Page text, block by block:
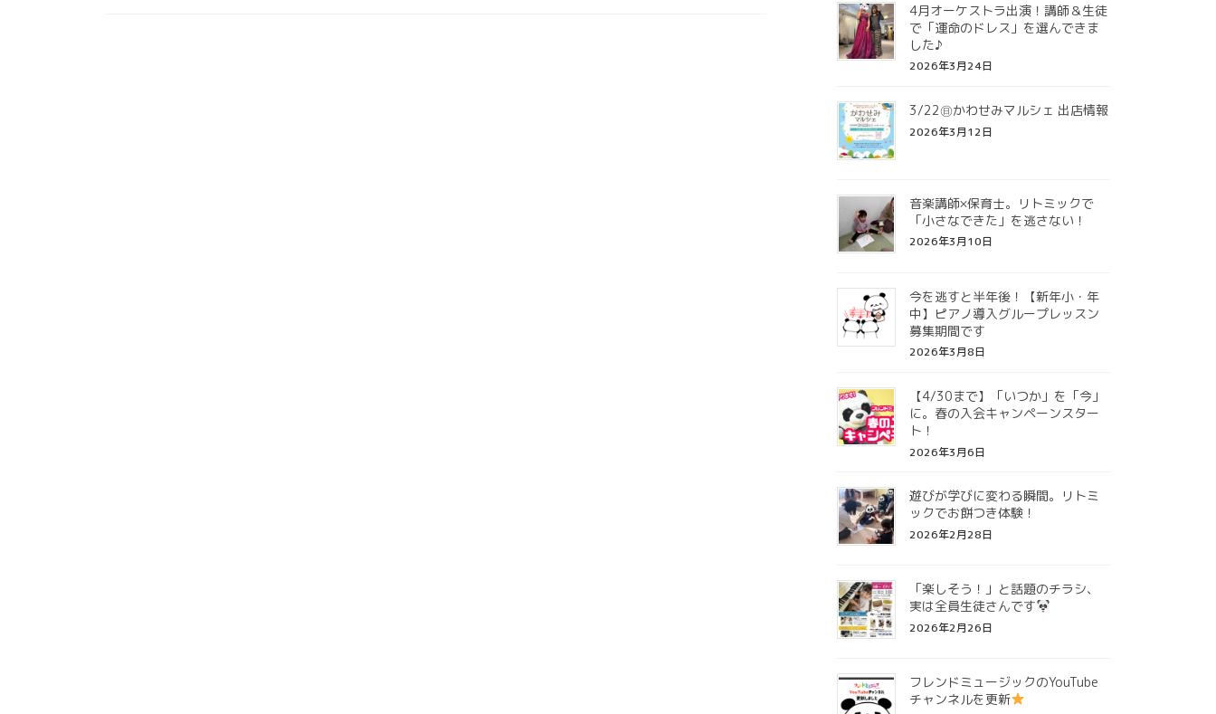
4月オーケストラ出演！講師＆生徒
で「運命のドレス」を選んできま
した♪
2026年3月24日
3/22㊐かわせみマルシェ 出店情報
2026年3月12日
音楽講師×保育士。リトミックで
「小さなできた」を逃さない！
2026年3月10日
今を逃すと半年後！【新年小・年
中】ピアノ導入グループレッスン
募集期間です
2026年3月8日
【4/30まで】「いつか」を「今」
に。春の入会キャンペーンスター
ト！
2026年3月6日
遊びが学びに変わる瞬間。リトミ
ックでお餅つき体験！
2026年2月28日
「楽しそう！」と話題のチラシ、
実は全員生徒さんです
2026年2月26日
フレンドミュージックのYouTube
チャンネルを更新